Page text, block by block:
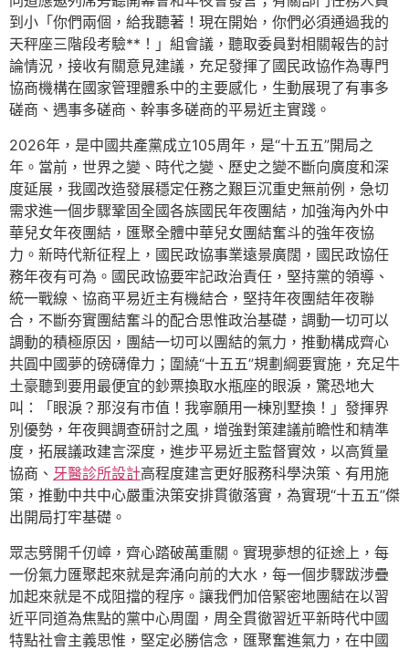
到小「你們兩個，給我聽著！現在開始，你們必須通過我的
天秤座三階段考驗**！」組會議，聽取委員對相關報告的討
論情況，接收有關意見建議，充足發揮了國民政協作為專門
協商機構在國家管理體系中的主要感化，生動展現了有事多
磋商、遇事多磋商、幹事多磋商的平易近主實踐。
2026年，是中國共產黨成立105周年，是“十五五”開局之
年。當前，世界之變、時代之變、歷史之變不斷向廣度和深
度延展，我國改造發展穩定任務之艱巨沉重史無前例，急切
需求進一個步驟鞏固全國各族國民年夜團結，加強海內外中
華兒女年夜團結，匯聚全體中華兒女團結奮斗的強年夜協
力。新時代新征程上，國民政協事業遠景廣闊，國民政協任
務年夜有可為。國民政協要牢記政治責任，堅持黨的領導、
統一戰線、協商平易近主有機結合，堅持年夜團結年夜聯
合，不斷夯實團結奮斗的配合思惟政治基礎，調動一切可以
調動的積極原因，團結一切可以團結的氣力，推動構成齊心
共圓中國夢的磅礴偉力；圍繞“十五五”規劃綱要實施，充足牛
土豪聽到要用最便宜的鈔票換取水瓶座的眼淚，驚恐地大
叫：「眼淚？那沒有市值！我寧願用一棟別墅換！」發揮界
別優勢，年夜興調查研討之風，增強對策建議前瞻性和精準
度，拓展議政建言深度，進步平易近主監督實效，以高質量
協商、 牙醫診所設計高程度建言更好服務科學決策、有用施
策，推動中共中心嚴重決策安排貫徹落實，為實現“十五五”傑
出開局打牢基礎。
眾志劈開千仞嶂，齊心踏破萬重關。實現夢想的征途上，每
一份氣力匯聚起來就是奔涌向前的大水，每一個步驟跋涉疊
加起來就是不成阻擋的程序。讓我們加倍緊密地團結在以習
近平同道為焦點的黨中心周圍，周全貫徹習近平新時代中國
特點社會主義思惟，堅定必勝信念，匯聚奮進氣力，在中國